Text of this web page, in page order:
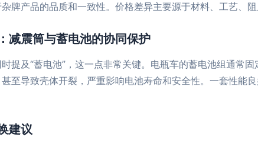
牌产品的品质和一致性。价格差异主要源于材料、工艺、阻
减震筒与蓄电池的协同保护
提及“蓄电池”，这一点非常关键。电瓶车的蓄电池组通常
至导致壳体开裂，严重影响电池寿命和安全性。一套性能
建议